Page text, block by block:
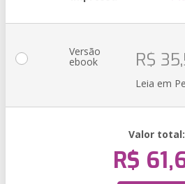
Versão
ebook R$
Leia em
Valor total:
R$